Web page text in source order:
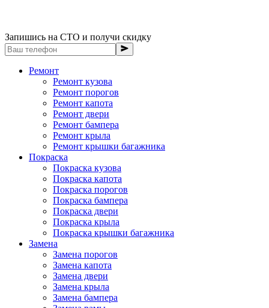
Запишись на СТО и получи скидку
Ремонт
Ремонт кузова
Ремонт порогов
Ремонт капота
Ремонт двери
Ремонт бампера
Ремонт крыла
Ремонт крышки багажника
Покраска
Покраска кузова
Покраска капота
Покраска порогов
Покраска бампера
Покраска двери
Покраска крыла
Покраска крышки багажника
Замена
Замена порогов
Замена капота
Замена двери
Замена крыла
Замена бампера